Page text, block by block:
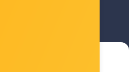
ZANIMATI …